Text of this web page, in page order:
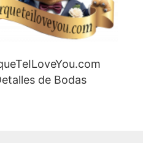
de Bodas